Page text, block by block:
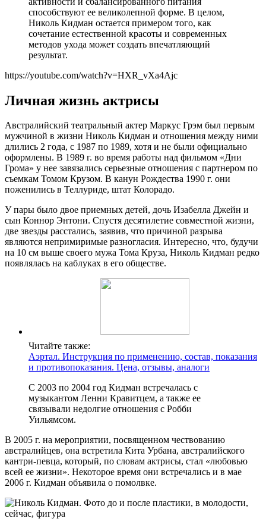
способствуют ее великолепной форме. В целом,
Николь Кидман остается примером того, как
сочетание естественной красоты и современных
методов ухода может создать впечатляющий
результат.
https://youtube.com/watch?v=HXR_vXa4Ajc
Личная жизнь актрисы
Австралийский театральный актер Маркус Грэм был первым
мужчиной в жизни Николь Кидман и отношения между ними
длились 2 года, с 1987 по 1989, хотя и не были официально
оформлены. В 1989 г. во время работы над фильмом «Дни
Грома» у нее завязались серьезные отношения с партнером по
съемкам Томом Крузом. В канун Рождества 1990 г. они
поженились в Теллуриде, штат Колорадо.
У пары было двое приемных детей, дочь Изабелла Джейн и
сын Коннор Энтони. Спустя десятилетие совместной жизни,
две звезды расстались, заявив, что причиной разрыва
являются непримиримые разногласия. Интересно, что, будучи
на 10 см выше своего мужа Тома Круза, Николь Кидман редко
появлялась на каблуках в его обществе.
Читайте также:
Аэртал. Инструкция по применению, состав, показания
и противопоказания. Цена, отзывы, аналоги
С 2003 по 2004 год Кидман встречалась с
музыкантом Ленни Кравитцем, а также ее
связывали недолгие отношения с Робби
Уильямсом.
В 2005 г. на мероприятии, посвященном чествованию
австралийцев, она встретила Кита Урбана, австралийского
кантри-певца, который, по словам актрисы, стал «любовью
всей ее жизни». Некоторое время они встречались и в мае
2006 г. Кидман объявила о помолвке.